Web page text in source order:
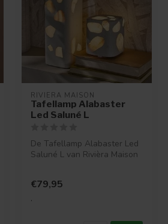
RIVIERA MAISON
Tafellamp Alabaster
Led Saluné L
De Tafellamp Alabaster Led
Saluné L van Rivièra Maison
€79,95
.